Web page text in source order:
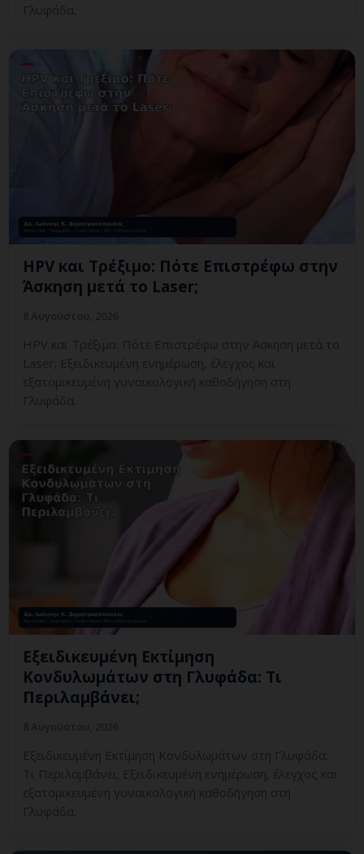
Γλυφάδα.
HPV και Τρέξιμο: Πότε Επιστρέφω στην
Άσκηση μετά το Laser;
HPV και Τρέξιμο: Πότε Επιστρέφω στην Άσκηση μετά το
Laser; Εξειδικευμένη ενημέρωση, έλεγχος και
εξατομικευμένη γυναικολογική καθοδήγηση στη
Γλυφάδα.
Εξειδικευμένη Εκτίμηση
Κονδυλωμάτων στη Γλυφάδα: Τι
Περιλαμβάνει;
Εξειδικευμένη Εκτίμηση Κονδυλωμάτων στη Γλυφάδα:
Τι Περιλαμβάνει; Εξειδικευμένη ενημέρωση, έλεγχος και
εξατομικευμένη γυναικολογική καθοδήγηση στη
Γλυφάδα.